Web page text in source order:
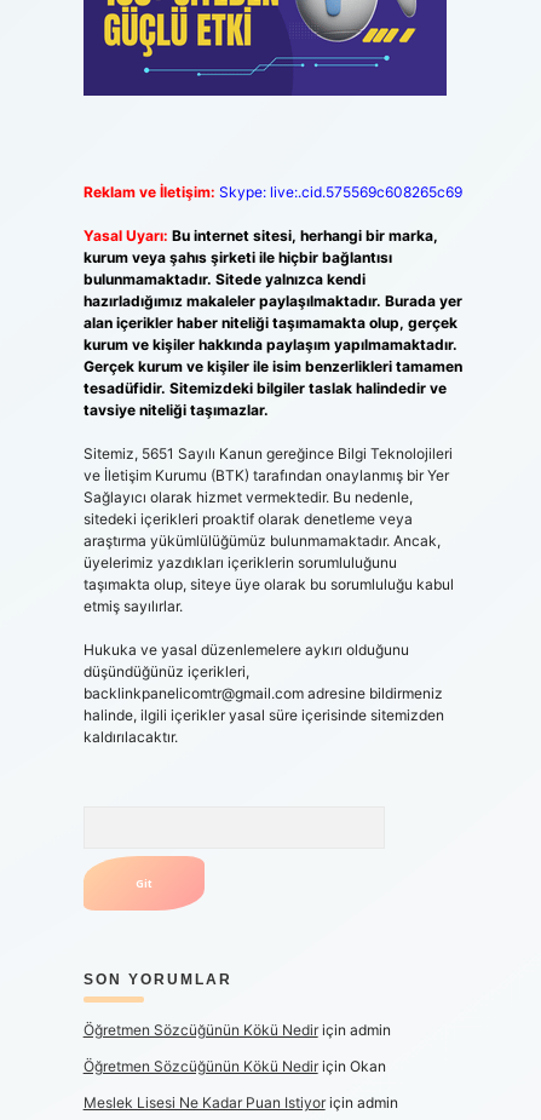
Reklam ve İletişim: Skype: live:.cid.575569c608265c69
Yasal Uyarı: Bu internet sitesi, herhangi bir marka,
kurum veya şahıs şirketi ile hiçbir bağlantısı
bulunmamaktadır. Sitede yalnızca kendi
hazırladığımız makaleler paylaşılmaktadır. Burada yer
alan içerikler haber niteliği taşımamakta olup, gerçek
kurum ve kişiler hakkında paylaşım yapılmamaktadır.
Gerçek kurum ve kişiler ile isim benzerlikleri tamamen
tesadüfidir. Sitemizdeki bilgiler taslak halindedir ve
tavsiye niteliği taşımazlar.
Sitemiz, 5651 Sayılı Kanun gereğince Bilgi Teknolojileri
ve İletişim Kurumu (BTK) tarafından onaylanmış bir Yer
Sağlayıcı olarak hizmet vermektedir. Bu nedenle,
sitedeki içerikleri proaktif olarak denetleme veya
araştırma yükümlülüğümüz bulunmamaktadır. Ancak,
üyelerimiz yazdıkları içeriklerin sorumluluğunu
taşımakta olup, siteye üye olarak bu sorumluluğu kabul
etmiş sayılırlar.
Hukuka ve yasal düzenlemelere aykırı olduğunu
düşündüğünüz içerikleri,
backlinkpanelicomtr@gmail.comadresine bildirmeniz
halinde, ilgili içerikler yasal süre içerisinde sitemizden
kaldırılacaktır.
SON YORUMLAR
Öğretmen Sözcüğünün Kökü Nediriçin admin
Öğretmen Sözcüğünün Kökü Nediriçin Okan
Meslek Lisesi Ne Kadar Puan Istiyoriçin admin